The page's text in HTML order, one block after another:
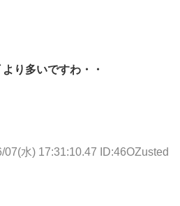
り多いですわ・・
07(水) 17:31:10.47 ID:46OZusted